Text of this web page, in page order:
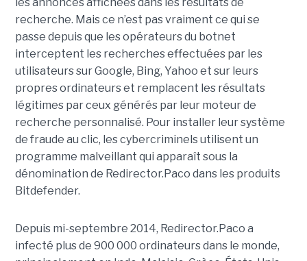
les annonces affichées dans les résultats de
recherche. Mais ce n’est pas vraiment ce qui se
passe depuis que les opérateurs du botnet
interceptent les recherches effectuées par les
utilisateurs sur Google, Bing, Yahoo et sur leurs
propres ordinateurs et remplacent les résultats
légitimes par ceux générés par leur moteur de
recherche personnalisé. Pour installer leur système
de fraude au clic, les cybercriminels utilisent un
programme malveillant qui apparaît sous la
dénomination de Redirector.Paco dans les produits
Bitdefender.
Depuis mi-septembre 2014, Redirector.Paco a
infecté plus de 900 000 ordinateurs dans le monde,